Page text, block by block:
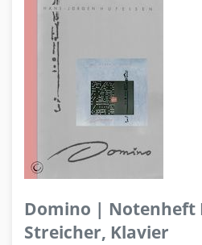
Domino | Notenheft
Streicher, Klavier